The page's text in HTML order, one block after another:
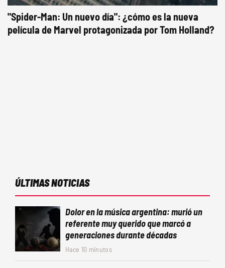
"Spider-Man: Un nuevo día": ¿cómo es la nueva
película de Marvel protagonizada por Tom Holland?
ÚLTIMAS NOTICIAS
Dolor en la música argentina: murió un
referente muy querido que marcó a
generaciones durante décadas
Hace 10 minutos